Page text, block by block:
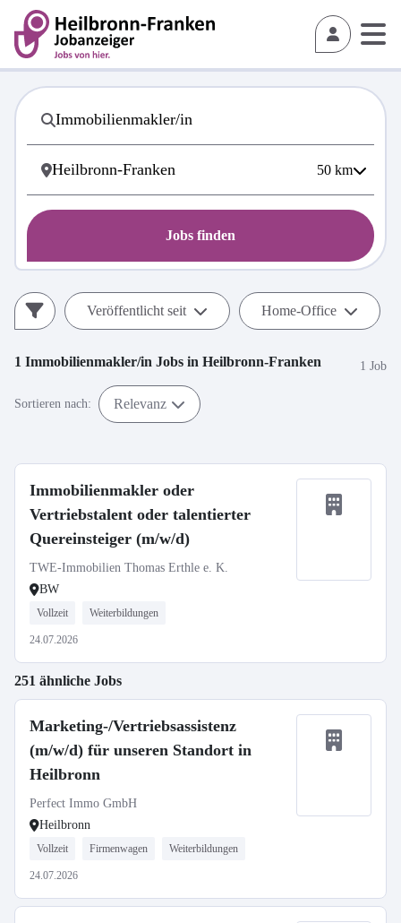
50 km
Jobs finden
Veröffentlicht seit Home-Office
1 Immobilienmakler/in Jobs in Heilbronn-Franken 1 Job
Sortieren nach: Relevanz
Immobilienmakler oder
Vertriebstalent oder talentierter
Quereinsteiger (m/w/d)
TWE-Immobilien Thomas Erthle e. K.
BW
Vollzeit Weiterbildungen
24.07.2026
251 ähnliche Jobs
Marketing-/Vertriebsassistenz
(m/w/d) für unseren Standort in
Heilbronn
Perfect Immo GmbH
Heilbronn
Vollzeit Firmenwagen Weiterbildungen
24.07.2026